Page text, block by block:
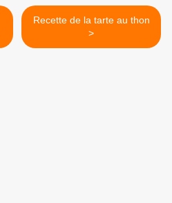
Recette de la tarte au thon
>